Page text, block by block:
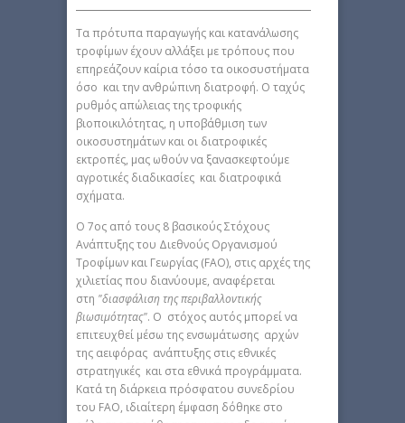
Τα πρότυπα παραγωγής και κατανάλωσης
τροφίμων έχουν αλλάξει με τρόπους που
επηρεάζουν καίρια τόσο τα οικοσυστήματα
όσο και την ανθρώπινη διατροφή. Ο ταχύς
ρυθμός απώλειας της τροφικής
βιοποικιλότητας, η υποβάθμιση των
οικοσυστημάτων και οι διατροφικές
εκτροπές, μας ωθούν να ξανασκεφτούμε
αγροτικές διαδικασίες και διατροφικά
σχήματα.
Ο 7ος από τους 8 βασικούς Στόχους
Ανάπτυξης του Διεθνούς Οργανισμού
Τροφίμων και Γεωργίας (FAO), στις αρχές της
χιλιετίας που διανύουμε, αναφέρεται
στη "διασφάλιση της περιβαλλοντικής
βιωσιμότητας". Ο στόχος αυτός μπορεί να
επιτευχθεί μέσω της ενσωμάτωσης αρχών
της αειφόρας ανάπτυξης στις εθνικές
στρατηγικές και στα εθνικά προγράμματα.
Κατά τη διάρκεια πρόσφατου συνεδρίου
του FAO, ιδιαίτερη έμφαση δόθηκε στο